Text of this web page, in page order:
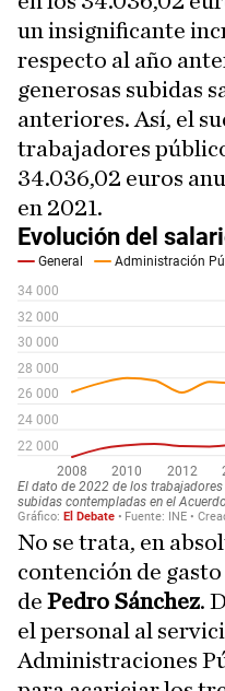
un insignificante
respecto al año
generosas subidas
anteriores. Así, el
trabajadores
34.036,02 euros
en 2021.
No se trata, en
contención de
de Pedro Sánchez.
el personal al
Administraciones